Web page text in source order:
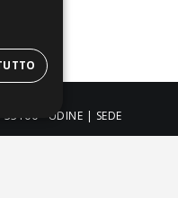
- UDINE | SEDE